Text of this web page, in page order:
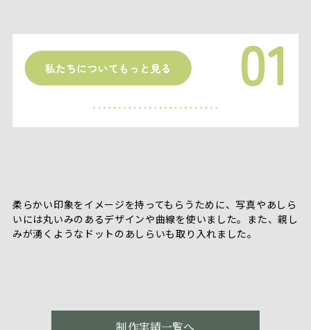
柔らかい印象をイメージを持ってもらうために、写真やあしら
いには丸いみのあるデザインや曲線を使いました。また、親し
みが湧くようなドットのあしらいも取り入れました。